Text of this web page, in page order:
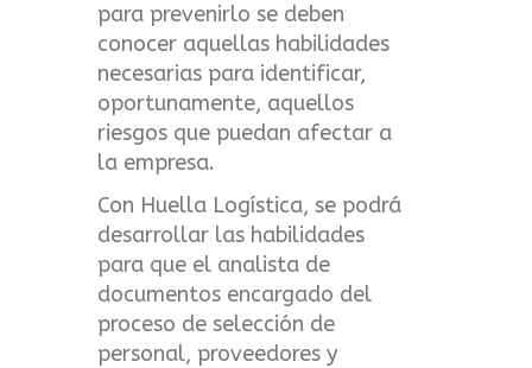
para prevenirlo se deben
conocer aquellas habilidades
necesarias para identificar,
oportunamente, aquellos
riesgos que puedan afectar a
la empresa.
Con Huella Logística, se podrá
desarrollar las habilidades
para que el analista de
documentos encargado del
proceso de selección de
personal, proveedores y